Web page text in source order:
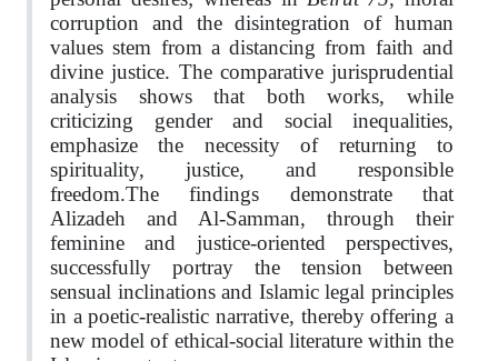
corruption and the disintegration of human
values stem from a distancing from faith and
divine justice. The comparative jurisprudential
analysis shows that both works, while
criticizing gender and social inequalities,
emphasize the necessity of returning to
spirituality, justice, and responsible
freedom.The findings demonstrate that
Alizadeh and Al‑Samman, through their
feminine and justice‑oriented perspectives,
successfully portray the tension between
sensual inclinations and Islamic legal principles
in a poetic‑realistic narrative, thereby offering a
new model of ethical‑social literature within the